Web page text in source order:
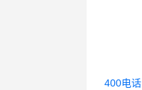
400电话